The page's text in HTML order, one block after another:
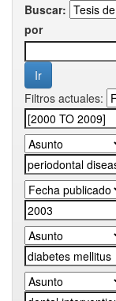
Buscar:
por
Filtros actuales: